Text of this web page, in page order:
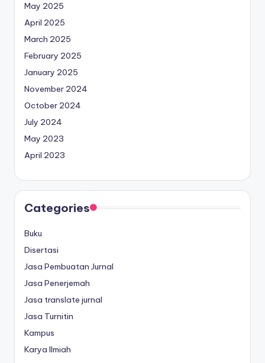
May 2025
April 2025
March 2025
February 2025
January 2025
November 2024
October 2024
July 2024
May 2023
April 2023
Categories
Buku
Disertasi
Jasa Pembuatan Jurnal
Jasa Penerjemah
Jasa translate jurnal
Jasa Turnitin
Kampus
Karya Ilmiah